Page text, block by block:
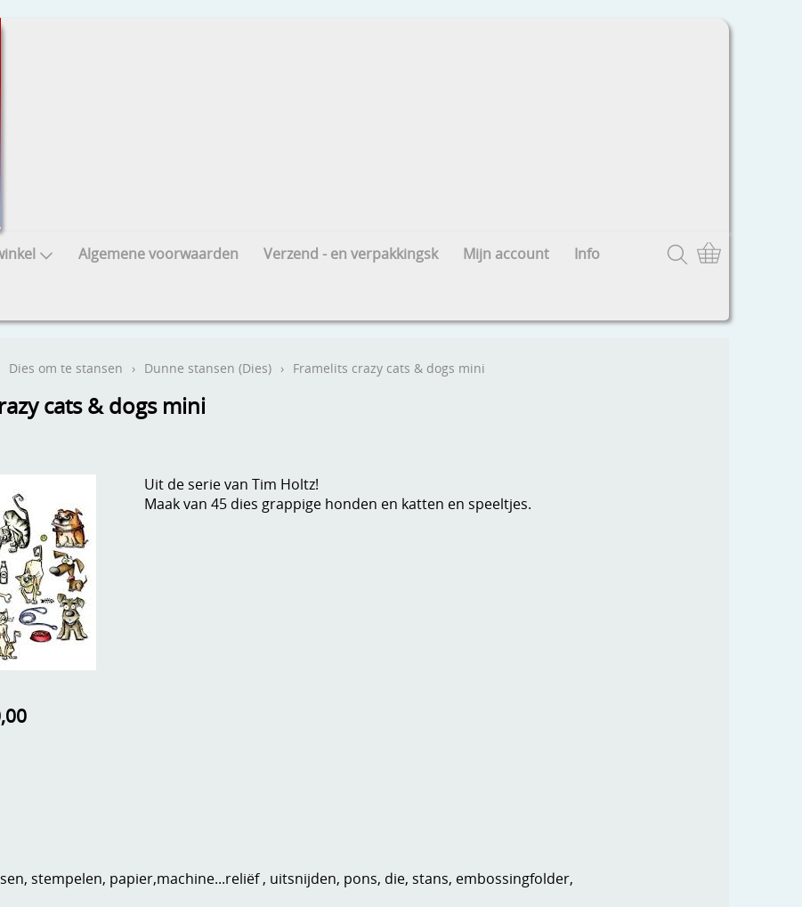
Algemene voorwaarden Verzend - en verpakkingsk Mijn account Info
Dies om te stansen › Dunne stansen (Dies) › Framelits crazy cats & dogs mini
cats & dogs mini
Uit de serie van Tim Holtz!
Maak van 45 dies grappige honden en katten en speeltjes.
stempelen, papier,machine...reliëf , uitsnijden, pons, die, stans, embossingfolder,